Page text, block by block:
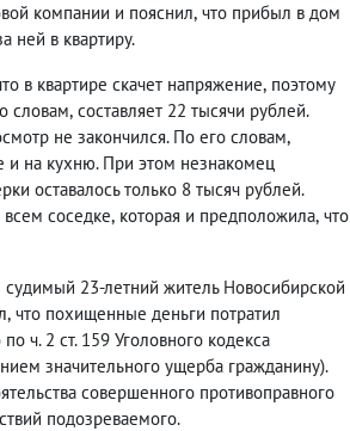
компании и пояснил, что прибыл в дом
ней в квартиру.
в квартире скачет напряжение, поэтому
словам, составляет 22 тысячи рублей.
не закончился. По его словам,
и на кухню. При этом незнакомец
оставалось только 8 тысяч рублей.
соседке, которая и предположила, что
23-летний житель Новосибирской
, что похищенные деньги потратил
ч. 2 ст. 159 Уголовного кодекса
значительного ущерба гражданину).
совершенного противоправного
подозреваемого.